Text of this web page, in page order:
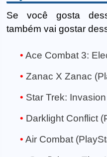
Se você gosta
também vai gostar
Ace Combat 3:
Zanac X Zanac
Star Trek:
Darklight Conflict
Air Combat